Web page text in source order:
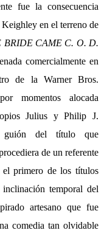
fue la consecuencia
en el terreno de
BRIDE CAME C. O. D.
comercialmente en
de la Warner Bros.
momentos alocada
Julius y Philip J.
guión del título que
de un referente
el primero de los títulos
temporal del
artesano que fue
comedia tan olvidable